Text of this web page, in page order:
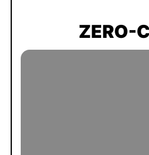
ZERO-